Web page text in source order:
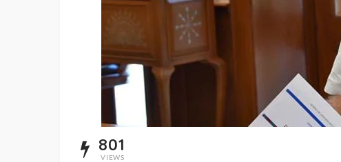
801
VIEWS